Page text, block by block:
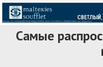
Самые